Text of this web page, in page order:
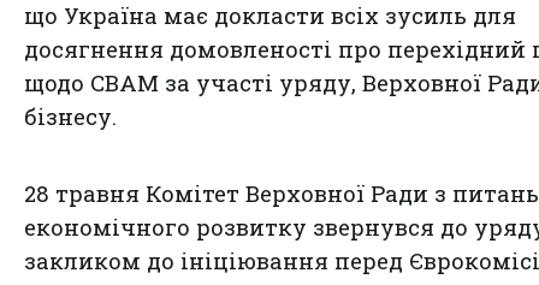
що Україна має докласти всіх зусиль для
досягнення домовленості про перехідний
щодо CBAM за участі уряду, Верховної
бізнесу.
28 травня Комітет Верховної Ради з питань
економічного розвитку звернувся до
закликом до ініціювання перед